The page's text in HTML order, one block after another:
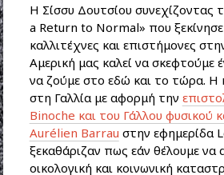
Η Σίσσυ Δουτσίου συνεχίζοντας
a Return to Normal» που
καλλιτέχνες και επιστήμονες
Αμερική μας καλεί να σκεφτούμε
να ζούμε στο εδώ και το τώρα. Η
στη Γαλλία με αφορμή την
Binoche και του Γάλλου φυσικού
Aurélien Barrau στην εφημερίδα
ξεκαθάριζαν πως εάν θέλουμε
οικολογική και κοινωνική